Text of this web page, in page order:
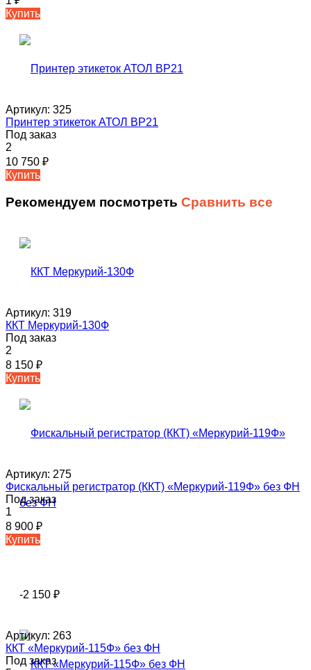
Купить
Артикул: 325
Принтер этикеток АТОЛ ВР21
Под заказ
2
10 750 ₽
Купить
Рекомендуем посмотреть Сравнить все
Артикул: 319
ККТ Меркурий-130Ф
Под заказ
2
8 150 ₽
Купить
Артикул: 275
Фискальный регистратор (ККТ) «Меркурий-119Ф» без ФН
Под заказ
1
8 900 ₽
Купить
-2 150 ₽
Артикул: 263
ККТ «Меркурий-115Ф» без ФН
Под заказ